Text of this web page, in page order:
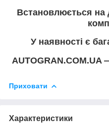
Встановлюється на
У наявності є
AUTOGRAN.COM.UA
Приховати
Характеристики